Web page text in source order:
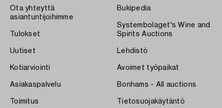
Ota yhteyttä
asiantuntijoihimme
Tulokset
Uutiset
Kotiarviointi
Asiakaspalvelu
Toimitus
Bukipedia
Systembolaget's Wine and
Spirits Auctions
Lehdistö
Avoimet työpaikat
Bonhams - All auctions
Tietosuojakäytäntö